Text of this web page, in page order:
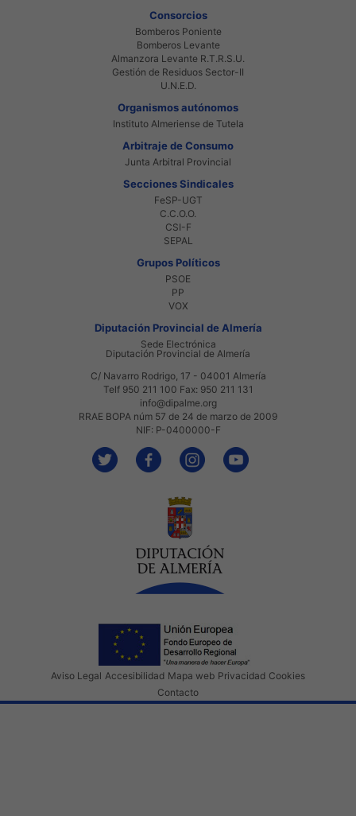
Consorcios
Bomberos Poniente
Bomberos Levante
Almanzora Levante R.T.R.S.U.
Gestión de Residuos Sector-II
U.N.E.D.
Organismos autónomos
Instituto Almeriense de Tutela
Arbitraje de Consumo
Junta Arbitral Provincial
Secciones Sindicales
FeSP-UGT
C.C.O.O.
CSI-F
SEPAL
Grupos Políticos
PSOE
PP
VOX
Diputación Provincial de Almería
Sede Electrónica
Diputación Provincial de Almería
C/ Navarro Rodrigo, 17 - 04001 Almería
Telf 950 211 100 Fax: 950 211 131
info@dipalme.org
RRAE BOPA núm 57 de 24 de marzo de 2009
NIF: P-0400000-F
Aviso Legal Accesibilidad Mapa web Privacidad Cookies
Contacto